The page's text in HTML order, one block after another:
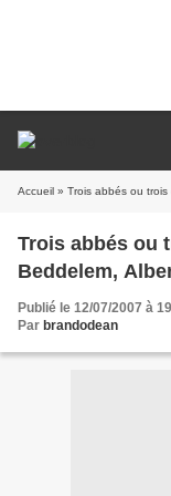
Accueil » Trois abbés ou trois
Trois abbés ou
Beddelem,
Publié le 12/07/2007 à
Par brandodean